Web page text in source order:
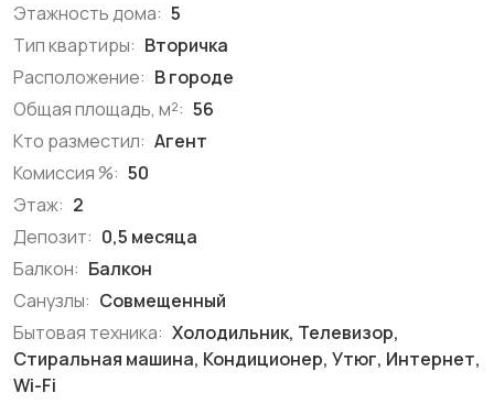
Этажность дома: 5
Тип квартиры: Вторичка
Расположение: В городе
Общая площадь, м²: 56
Кто разместил: Агент
Комиссия %: 50
Этаж: 2
Депозит: 0,5 месяца
Балкон: Балкон
Санузлы: Совмещенный
Бытовая техника: Холодильник, Телевизор,
Стиральная машина, Кондиционер, Утюг, Интернет,
Wi-Fi